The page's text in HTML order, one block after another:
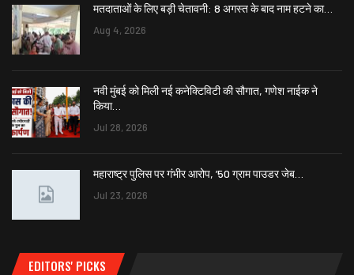
मतदाताओं के लिए बड़ी चेतावनी: 8 अगस्त के बाद नाम हटने का…
Aug 4, 2026
नवी मुंबई को मिली नई कनेक्टिविटी की सौगात, गणेश नाईक ने
किया…
Jul 28, 2026
महाराष्ट्र पुलिस पर गंभीर आरोप, ’50 ग्राम पाउडर जेब…
Jul 23, 2026
EDITORS' PICKS